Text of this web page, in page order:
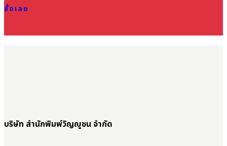
ซื้อเลย
บริษัท สำนักพิมพ์วิญญูชน จำกัด